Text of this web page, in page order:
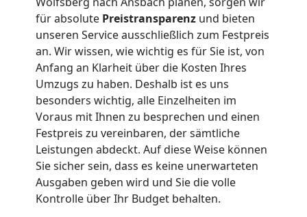
für absolute Preistransparenz und bieten
unseren Service ausschließlich zum Festpreis
an. Wir wissen, wie wichtig es für Sie ist, von
Anfang an Klarheit über die Kosten Ihres
Umzugs zu haben. Deshalb ist es uns
besonders wichtig, alle Einzelheiten im
Voraus mit Ihnen zu besprechen und einen
Festpreis zu vereinbaren, der sämtliche
Leistungen abdeckt. Auf diese Weise können
Sie sicher sein, dass es keine unerwarteten
Ausgaben geben wird und Sie die volle
Kontrolle über Ihr Budget behalten.
Tragehilfe
Wolfsberg
Kleiner
Umzug
Wolfsberg